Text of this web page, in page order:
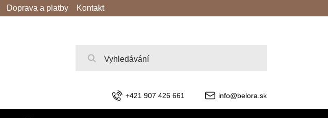
+421 907 426 661 info@belora.sk
Doprava a platby Kontakt